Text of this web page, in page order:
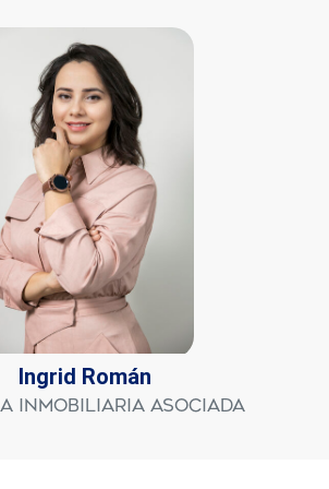
Ingrid Román
Inmobiliaria Asociada